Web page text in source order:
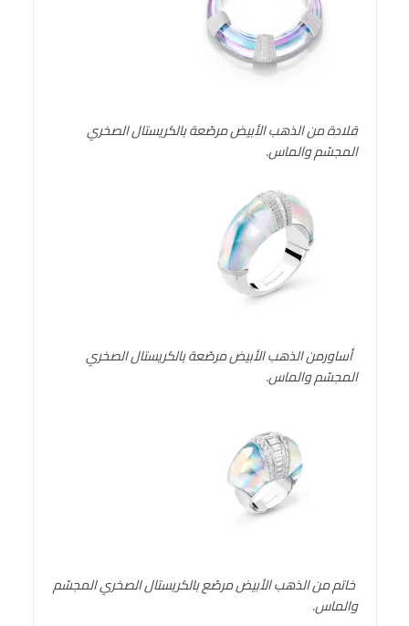
قلادة من الذهب الأبيض مرصّعة بالكريستال الصخري
المجسّم والماس.
أساورمن الذهب الأبيض مرصّعة بالكريستال الصخري
المجسّم والماس.
خاتم من الذهب الأبيض مرصّع بالكريستال الصخري المجسّم
والماس.